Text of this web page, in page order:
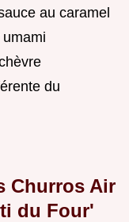
au caramel
du
Churros Air
du Four'